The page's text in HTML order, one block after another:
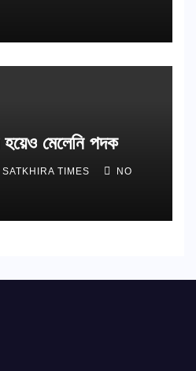
হয়েও মেলেনি পদক
SATKHIRA TIMES NO